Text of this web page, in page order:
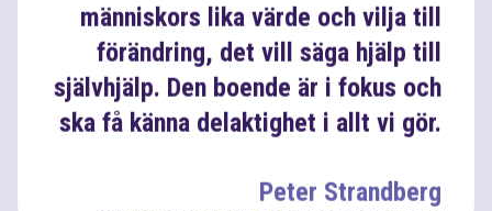
människors lika värde och vilja till
förändring, det vill säga hjälp till
självhjälp. Den boende är i fokus och
ska få känna delaktighet i allt vi gör.
Peter Strandberg